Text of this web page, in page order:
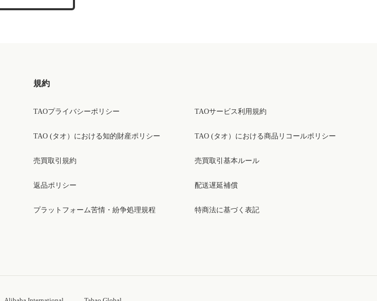
規約
TAOプライバシーポリシー
TAO (タオ）における知的財産ポリシー
売買取引規約
返品ポリシー
プラットフォーム苦情・紛争処理規程
TAOサービス利用規約
TAO (タオ）における商品リコールポリシー
売買取引基本ルール
配送遅延補償
特商法に基づく表記